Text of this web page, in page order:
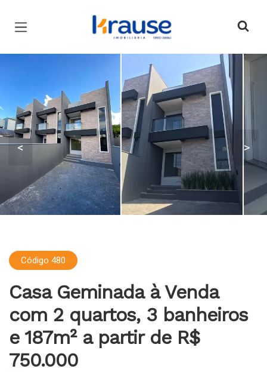
Página inicial
< >
Código 480
Casa Geminada à Venda
com 2 quartos, 3 banheiros
e 187m² a partir de R$
750.000